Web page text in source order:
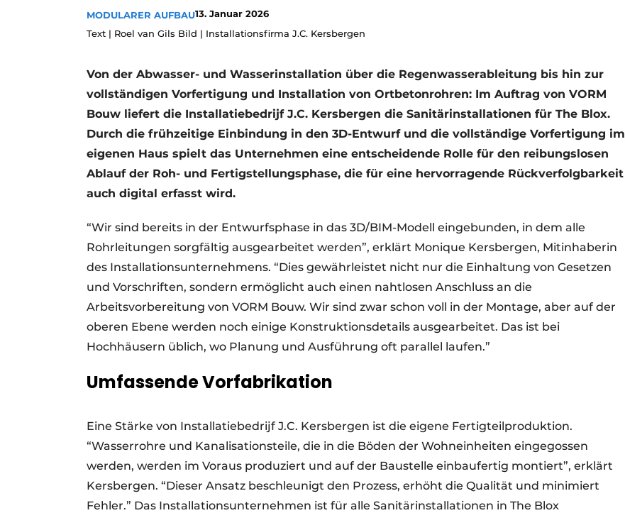
Podcasts
Datenschutz / Cookie-Erklärung
Ein Stellenangebot registrieren
Freie Stellen
Videos
MODULARER AUFBAU13. Januar 2026
Text | Roel van Gils Bild | Installationsfirma J.C. Kersbergen
Von der Abwasser- und Wasserinstallation über die Regenwasserableitung bis hin zur
vollständigen Vorfertigung und Installation von Ortbetonrohren: Im Auftrag von VORM
Bouw liefert die Installatiebedrijf J.C. Kersbergen die Sanitärinstallationen für The Blox.
Durch die frühzeitige Einbindung in den 3D-Entwurf und die vollständige Vorfertigung im
eigenen Haus spielt das Unternehmen eine entscheidende Rolle für den reibungslosen
Ablauf der Roh- und Fertigstellungsphase, die für eine hervorragende Rückverfolgbarkeit
auch digital erfasst wird.
“Wir sind bereits in der Entwurfsphase in das 3D/BIM-Modell eingebunden, in dem alle
Rohrleitungen sorgfältig ausgearbeitet werden”, erklärt Monique Kersbergen, Mitinhaberin
des Installationsunternehmens. “Dies gewährleistet nicht nur die Einhaltung von Gesetzen
und Vorschriften, sondern ermöglicht auch einen nahtlosen Anschluss an die
Arbeitsvorbereitung von VORM Bouw. Wir sind zwar schon voll in der Montage, aber auf der
oberen Ebene werden noch einige Konstruktionsdetails ausgearbeitet. Das ist bei
Hochhäusern üblich, wo Planung und Ausführung oft parallel laufen.”
Umfassende Vorfabrikation
Eine Stärke von Installatiebedrijf J.C. Kersbergen ist die eigene Fertigteilproduktion.
“Wasserrohre und Kanalisationsteile, die in die Böden der Wohneinheiten eingegossen
werden, werden im Voraus produziert und auf der Baustelle einbaufertig montiert”, erklärt
Kersbergen. “Dieser Ansatz beschleunigt den Prozess, erhöht die Qualität und minimiert
Fehler.” Das Installationsunternehmen ist für alle Sanitärinstallationen in The Blox